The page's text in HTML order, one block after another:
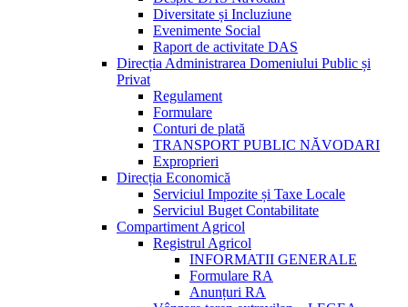
Diversitate și Incluziune
Evenimente Social
Raport de activitate DAS
Direcția Administrarea Domeniului Public și
Privat
Regulament
Formulare
Conturi de plată
TRANSPORT PUBLIC NĂVODARI
Exproprieri
Direcția Economică
Serviciul Impozite și Taxe Locale
Serviciul Buget Contabilitate
Compartiment Agricol
Registrul Agricol
INFORMATII GENERALE
Formulare RA
Anunțuri RA